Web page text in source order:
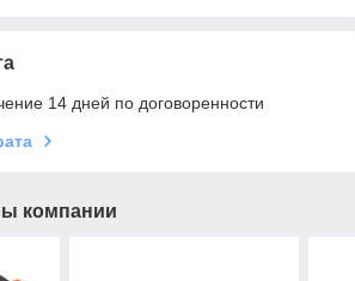
14 дней по договоренности
компании